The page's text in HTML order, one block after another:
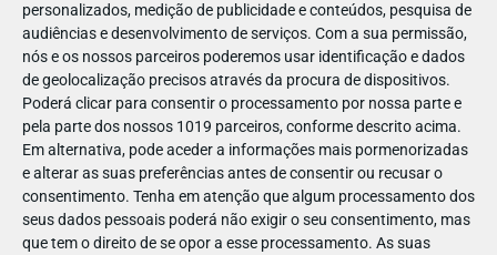
personalizados, medição de publicidade e conteúdos, pesquisa de
audiências e desenvolvimento de serviços. Com a sua permissão,
nós e os nossos parceiros poderemos usar identificação e dados
de geolocalização precisos através da procura de dispositivos.
Poderá clicar para consentir o processamento por nossa parte e
pela parte dos nossos 1019 parceiros, conforme descrito acima.
Em alternativa, pode aceder a informações mais pormenorizadas
e alterar as suas preferências antes de consentir ou recusar o
consentimento. Tenha em atenção que algum processamento dos
seus dados pessoais poderá não exigir o seu consentimento, mas
que tem o direito de se opor a esse processamento. As suas
AGO 22
Universal Music Portugal espetáculo infantil
Miss Cindy atriz com ilustração céu azul ao
fundo